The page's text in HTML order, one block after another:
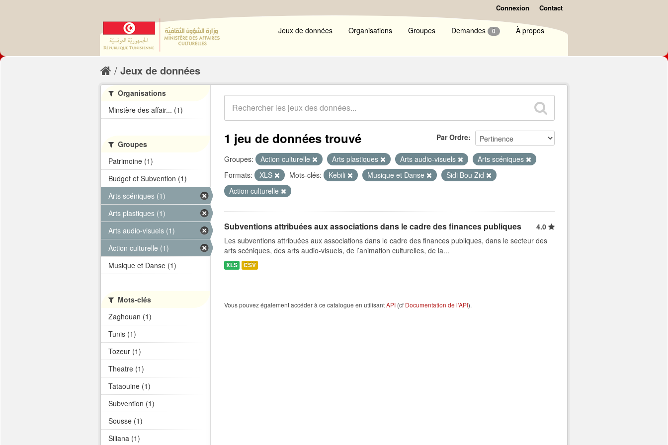
Connexion Contact
Jeux de données Organisations Groupes Demandes 0 À propos
Jeux de données
Par Ordre
1 jeu de données trouvé
Groupes: Action culturelle Arts plastiques Arts audio-visuels
Arts scéniques
Formats:
XLS Mots-clés: Kebili Musique et Danse
Sidi Bou Zid
Action culturelle
Subventions attribuées aux associations dans le cadre des finances publiques
4.0
Les subventions attribuées aux associations dans le cadre des finances publiques, dans le secteur des
arts scéniques, des arts audio-visuels, de l’animation culturelles, de la...
XLS CSV
Vous pouvez également accéder à ce catalogue en utilisantAPI (cf Documentation de l'API).
Organisations
Minstère des affair... (1)
Groupes
Patrimoine (1)
Budget et Subvention (1)
Arts scéniques (1)
Arts plastiques (1)
Arts audio-visuels (1)
Action culturelle (1)
Musique et Danse (1)
Mots-clés
Zaghouan (1)
Tunis (1)
Tozeur (1)
Theatre (1)
Tataouine (1)
Subvention (1)
Sousse (1)
Siliana (1)